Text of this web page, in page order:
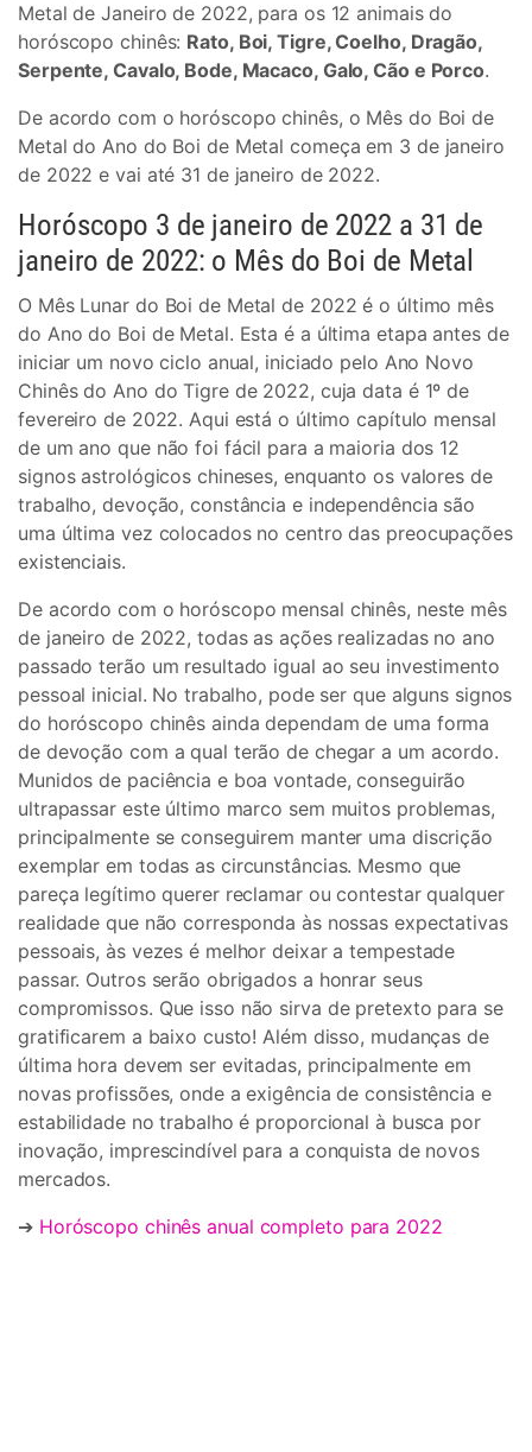
Metal de Janeiro de 2022, para os 12 animais do
horóscopo chinês: Rato, Boi, Tigre, Coelho, Dragão,
Serpente, Cavalo, Bode, Macaco, Galo, Cão e Porco.
De acordo com o horóscopo chinês, o Mês do Boi de
Metal do Ano do Boi de Metal começa em 3 de janeiro
de 2022 e vai até 31 de janeiro de 2022.
Horóscopo 3 de janeiro de 2022 a 31 de
janeiro de 2022: o Mês do Boi de Metal
O Mês Lunar do Boi de Metal de 2022 é o último mês
do Ano do Boi de Metal. Esta é a última etapa antes de
iniciar um novo ciclo anual, iniciado pelo Ano Novo
Chinês do Ano do Tigre de 2022, cuja data é 1º de
fevereiro de 2022. Aqui está o último capítulo mensal
de um ano que não foi fácil para a maioria dos 12
signos astrológicos chineses, enquanto os valores de
trabalho, devoção, constância e independência são
uma última vez colocados no centro das preocupações
existenciais.
De acordo com o horóscopo mensal chinês, neste mês
de janeiro de 2022, todas as ações realizadas no ano
passado terão um resultado igual ao seu investimento
pessoal inicial. No trabalho, pode ser que alguns signos
do horóscopo chinês ainda dependam de uma forma
de devoção com a qual terão de chegar a um acordo.
Munidos de paciência e boa vontade, conseguirão
ultrapassar este último marco sem muitos problemas,
principalmente se conseguirem manter uma discrição
exemplar em todas as circunstâncias. Mesmo que
pareça legítimo querer reclamar ou contestar qualquer
realidade que não corresponda às nossas expectativas
pessoais, às vezes é melhor deixar a tempestade
passar. Outros serão obrigados a honrar seus
compromissos. Que isso não sirva de pretexto para se
gratificarem a baixo custo! Além disso, mudanças de
última hora devem ser evitadas, principalmente em
novas profissões, onde a exigência de consistência e
estabilidade no trabalho é proporcional à busca por
inovação, imprescindível para a conquista de novos
mercados.
➔ Horóscopo chinês anual completo para 2022